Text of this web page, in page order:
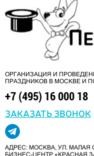
ОРГАНИЗАЦИЯ И
ПРАЗДНИКОВ В МОСКВЕ И
+7 (495) 16 000 18
ЗАКАЗАТЬ ЗВОНОК
АДРЕС: МОСКВА, УЛ. МАЛАЯ
БИЗНЕС-ЦЕНТР «КРАСНАЯ